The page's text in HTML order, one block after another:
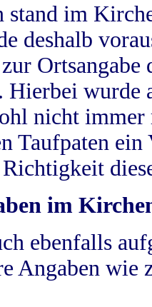
stand im
deshalb
Hierbei wurde
nicht
Taufpaten
im
ebenfalls
Angaben wie